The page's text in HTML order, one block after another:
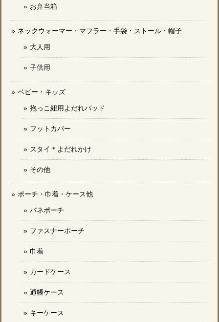
お弁当箱
ネックウォーマー・マフラー・手袋・ストール・帽子
大人用
子供用
ベビー・キッズ
抱っこ紐用よだれパッド
フットカバー
スタイ＊よだれかけ
その他
ポーチ・巾着・ケース他
バネポーチ
ファスナーポーチ
巾着
カードケース
通帳ケース
キーケース